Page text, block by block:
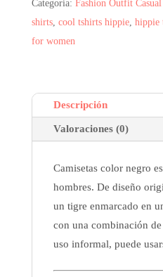
Categoría: Fashion Outfit Casual
shirts, cool tshirts hippie, hippie
for women
Descripción
Valoraciones (0)
Camisetas color negro
hombres. De diseño
un tigre enmarcado en
con una combinación
uso informal, puede